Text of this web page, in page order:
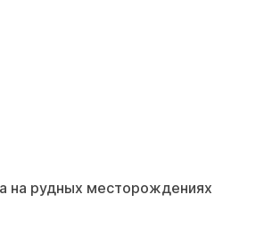
на рудных месторождениях